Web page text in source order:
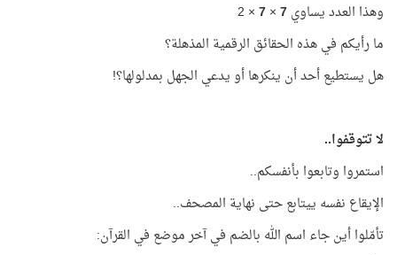
وهذا العدد يساوي7
×
7
× 2
ما رأيكم في هذه الحقائق الرقمية المذهلة؟
هل يستطيع أحد أن ينكرها أو يدعي الجهل بمدلولها؟!
لا تتوقفوا..
استمروا وتابعوا بأنفسكم..
الإيقاع نفسه ييتابع حتى نهاية المصحف..
تأمّلوا أين جاء اسم الله بالضم في آخر موضع في القرآن: